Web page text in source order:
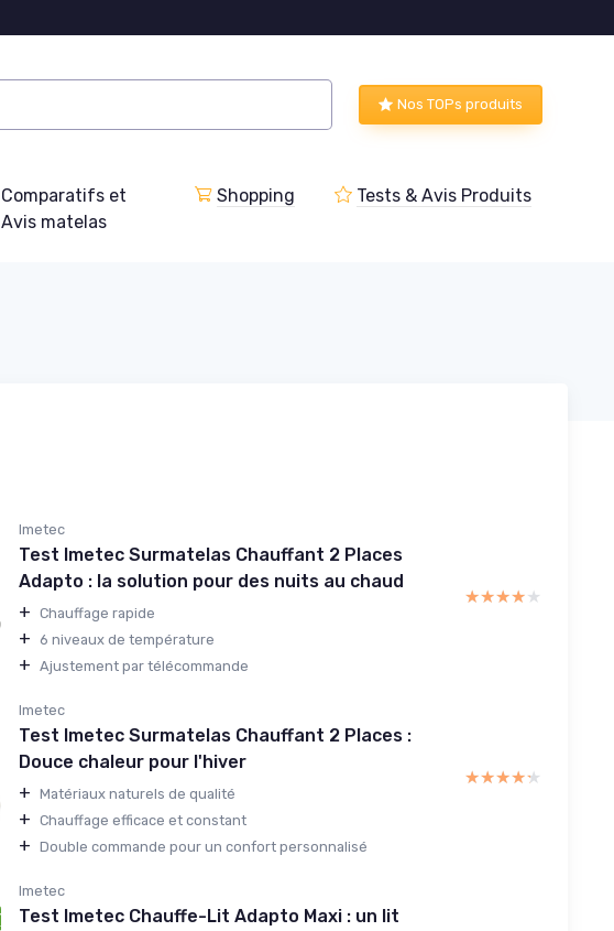
Nos TOPs produits
Comparatifs et
Avis matelas
Shopping Tests & Avis Produits
Imetec
Test Imetec Surmatelas Chauffant 2 Places
Adapto : la solution pour des nuits au chaud
+ Chauffage rapide
+ 6 niveaux de température
+ Ajustement par télécommande
★★★★★
★★★★★
Imetec
Test Imetec Surmatelas Chauffant 2 Places :
Douce chaleur pour l'hiver
+ Matériaux naturels de qualité
+ Chauffage efficace et constant
+ Double commande pour un confort personnalisé
★★★★★
★★★★★
Imetec
Test Imetec Chauffe-Lit Adapto Maxi : un lit